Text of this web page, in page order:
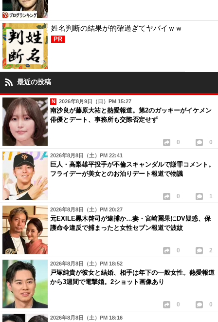
姓名判断の結果が的確過ぎてヤバイｗｗ
PR
最近の投稿
2026年8月9日（日）PM 15:27
南沙良が藤原大祐と熱愛報道。第2のガッキーがイケメン
俳優とデート、事務所も交際否定せず
0 0
2026年8月8日（土）PM 22:41
巨人・高梨雄平投手が不倫スキャンダルで謝罪コメント。
フライデーが美女とのお泊りデート報道で物議
0 1
2026年8月8日（土）PM 20:27
元EXILE黒木啓司が逮捕か…妻・宮崎麗果にDV疑惑、保
護命令違反で捕まったと女性セブン報道で波紋
0 2
2026年8月8日（土）PM 18:52
戸塚純貴が彼女と結婚、相手は年下の一般女性。熱愛報道
から3週間で電撃婚。2ショット画像あり
0 0
2026年8月8日（土）PM 18:16